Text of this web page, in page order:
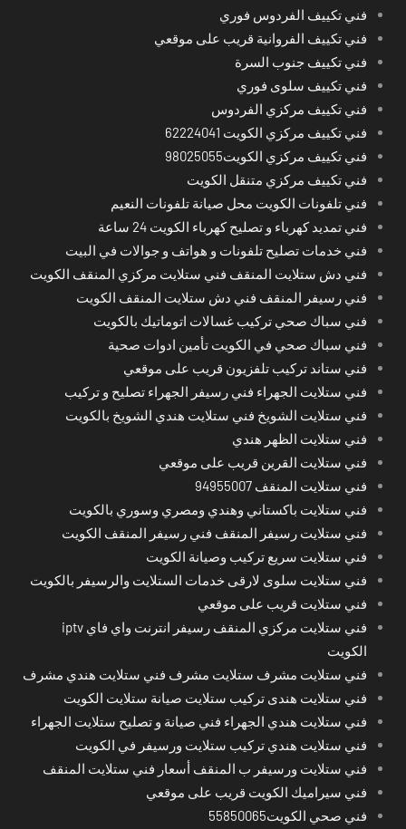
فني تكييف الفردوس فوري
فني تكييف الفروانية قريب على موقعي
فني تكييف جنوب السرة
فني تكييف سلوى فوري
فني تكييف مركزي الفردوس
فني تكييف مركزي الكويت 62224041
فني تكييف مركزي الكويت98025055
فني تكييف مركزي متنقل الكويت
فني تلفونات الكويت محل صيانة تلفونات النعيم
فني تمديد كهرباء و تصليح كهرباء الكويت 24 ساعة
فني خدمات تصليح تلفونات و هواتف و جوالات في البيت
فني دش ستلايت المنقف فني ستلايت مركزي المنقف الكويت
فني رسيفر المنقف فني دش ستلايت المنقف الكويت
فني سباك صحي تركيب غسالات اتوماتيك بالكويت
فني سباك صحي في الكويت تأمين ادوات صحية
فني ستاند تركيب تلفزيون قريب على موقعي
فني ستلايت الجهراء فني رسيفر الجهراء تصليح و تركيب
فني ستلايت الشويخ فني ستلايت هندي الشويخ بالكويت
فني ستلايت الظهر هندي
فني ستلايت القرين قريب على موقعي
فني ستلايت المنقف 94955007
فني ستلايت باكستاني وهندي ومصري وسوري بالكويت
فني ستلايت رسيفر المنقف فني رسيفر المنقف الكويت
فني ستلايت سريع تركيب وصيانة الكويت
فني ستلايت سلوى لارقى خدمات الستلايت والرسيفر بالكويت
فني ستلايت قريب على موقعي
فني ستلايت مركزي المنقف رسيفر انترنت واي فاي iptv
الكويت
فني ستلايت مشرف ستلايت مشرف فني ستلايت هندي مشرف
فني ستلايت هندى تركيب ستلايت صيانة ستلايت الكويت
فني ستلايت هندي الجهراء فني صيانة و تصليح ستلايت الجهراء
فني ستلايت هندي تركيب ستلايت ورسيفر في الكويت
فني ستلايت ورسيفر ب المنقف أسعار فني ستلايت المنقف
فني سيراميك الكويت قريب على موقعي
فني صحي الكويت55850065